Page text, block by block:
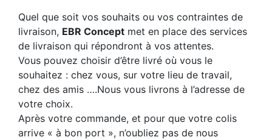
Quel que soit vos souhaits ou vos contraintes de
livraison, EBR Concept met en place des services
de livraison qui répondront à vos attentes.
Vous pouvez choisir d’être livré où vous le
souhaitez : chez vous, sur votre lieu de travail,
chez des amis ….Nous vous livrons à l’adresse de
votre choix.
Après votre commande, et pour que votre colis
arrive « à bon port », n’oubliez pas de nous